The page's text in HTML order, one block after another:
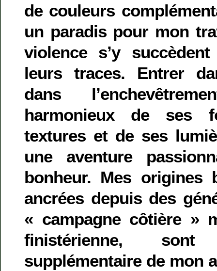
de couleurs
un paradis pour mon
violence s’y
leurs traces. Entrer
dans
harmonieux de ses
textures et de ses
une aventure
bonheur. Mes origines
ancrées depuis des
« campagne côtière »
finistérienne,
supplémentaire de mon